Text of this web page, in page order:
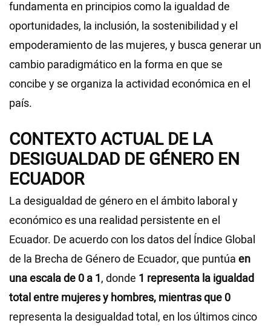
fundamenta en principios como la igualdad de
oportunidades, la inclusión, la sostenibilidad y el
empoderamiento de las mujeres, y busca generar un
cambio paradigmático en la forma en que se
concibe y se organiza la actividad económica en el
país.
CONTEXTO ACTUAL DE LA
DESIGUALDAD DE GÉNERO EN
ECUADOR
La desigualdad de género en el ámbito laboral y
económico es una realidad persistente en el
Ecuador. De acuerdo con los datos del Índice Global
de la Brecha de Género de Ecuador, que puntúa en
una escala de 0 a 1, donde 1 representa la igualdad
total entre mujeres y hombres, mientras que 0
representa la desigualdad total, en los últimos cinco